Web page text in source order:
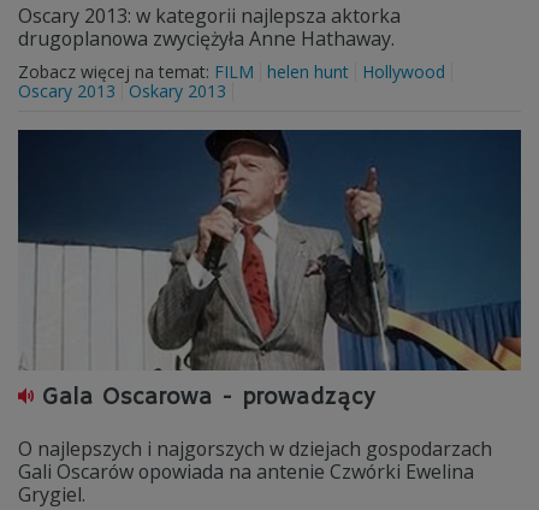
Oscary 2013: w kategorii najlepsza aktorka
drugoplanowa zwyciężyła Anne Hathaway.
Zobacz więcej na temat: FILM helen hunt
Hollywood
Oscary 2013
Oskary 2013
Gala Oscarowa - prowadzący
O najlepszych i najgorszych w dziejach gospodarzach
Gali Oscarów opowiada na antenie Czwórki Ewelina
Grygiel.